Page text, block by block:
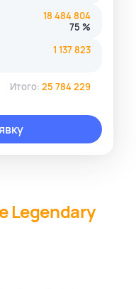
75 %
18 484 804
1 137 823
Итого: 25 784 229
Legendary